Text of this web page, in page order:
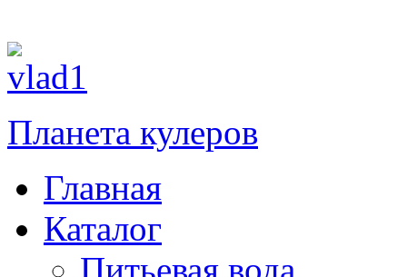
Планета кулеров
Главная
Каталог